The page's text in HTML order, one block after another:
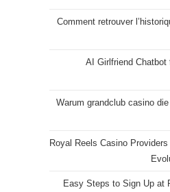
Comment retrouver
AI Girlfriend Chatbot
Warum grandclub casino
Royal Reels Casino
Easy Steps to Sign Up at